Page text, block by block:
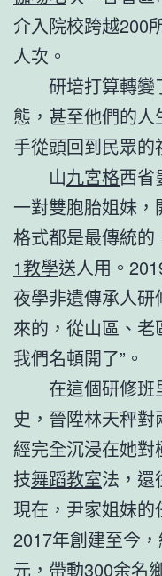
介入院校跨越200
人次。
研培打算轉變
態，甚至他們的
手從頭回到民眾的
山九宮格西省
一對雙胞胎姐妹
格式都是最傳統的
1教學送人用。
夜學非遺傳承人研
來的，從山區、老
我們名頓開了”。
在這個研修
史，晉陞林天秤
經完全沉浸在她
技舞蹈教室法，還
現在，尹家姐妹的
2017年創建至今
元，帶動300余名